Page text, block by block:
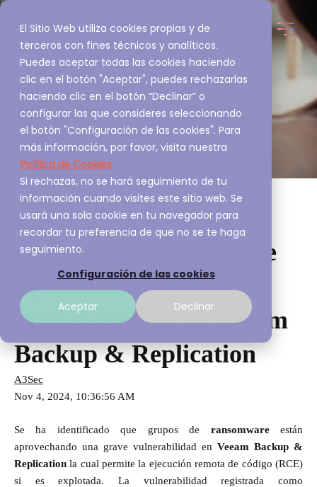
El Sitio Web utiliza cookies propias y de
terceros con fines técnicos y analíticos.
Puedes aceptar todas las cookies haciendo
clic en el botón "Aceptar", puedes rechazarlas
haciendo clic en el botón “Declinar” o
configurar las que consideres seleccionando
el botón "Configuración de las cookies". Para
más información, por favor, visita nuestra
Política de Cookies
Si rechazas, no se hará seguimiento de tu
información cuando visites este sitio web. Se
usará una sola cookie en tu navegador para
recordar tu preferencia de que no se te haga
seguimiento.
Configuración de las cookies
Aceptar Declinar
Grupos de Ransomware
Aprovechan
Vulnerabilidad en Veeam
Backup & Replication
A3Sec
Nov 4, 2024, 10:36:56 AM
Se ha identificado que grupos de ransomwareestán
aprovechando una grave vulnerabilidad en Veeam Backup &
Replicationla cual permite la ejecución remota de código (RCE)
si es explotada. La vulnerabilidad registrada como